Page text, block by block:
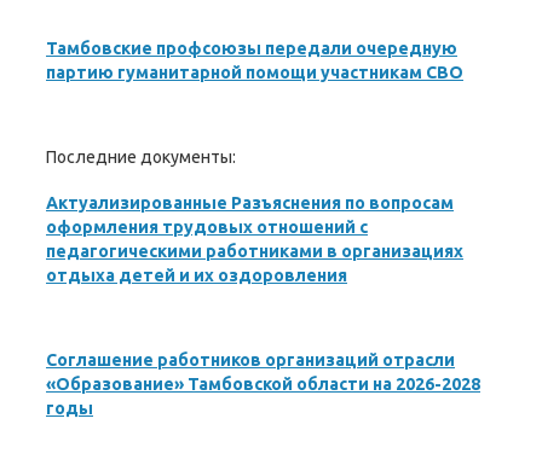
Тамбовские профсоюзы передали очередную
партию гуманитарной помощи участникам СВО
Последние документы:
Актуализированные Разъяснения по вопросам
оформления трудовых отношений с
педагогическими работниками в организациях
отдыха детей и их оздоровления
Соглашение работников организаций отрасли
«Образование» Тамбовской области на 2026-2028
годы